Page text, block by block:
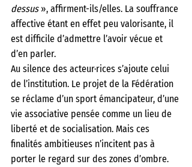
dessus », affirment-ils/elles. La souffrance
affective étant en effet peu valorisante, il
est difficile d’admettre l’avoir vécue et
d’en parler.
Au silence des acteur·rices s’ajoute celui
de l’institution. Le projet de la Fédération
se réclame d’un sport émancipateur, d’une
vie associative pensée comme un lieu de
liberté et de socialisation. Mais ces
finalités ambitieuses n’incitent pas à
porter le regard sur des zones d’ombre.